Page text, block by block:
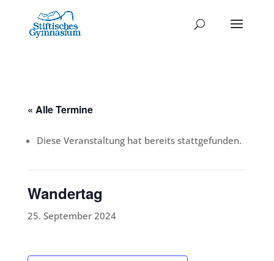
« Alle Termine
Diese Veranstaltung hat bereits stattgefunden.
Wandertag
25. September 2024